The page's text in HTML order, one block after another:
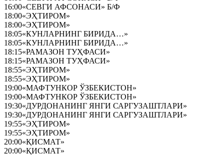
16:00«СЕВГИ АФСОНАСИ» Б/Ф
18:00«ЭҲТИРОМ»
18:00«ЭҲТИРОМ»
18:05«КУНЛАРНИНГ БИРИДА…»
18:05«КУНЛАРНИНГ БИРИДА…»
18:15«РАМАЗОН ТУҲФАСИ»
18:15«РАМАЗОН ТУҲФАСИ»
18:55«ЭҲТИРОМ»
18:55«ЭҲТИРОМ»
19:00«МАФТУНКОР ЎЗБЕКИСТОН»
19:00«МАФТУНКОР ЎЗБЕКИСТОН»
19:30«ДУРДОНАНИНГ ЯНГИ САРГУЗАШТЛАРИ»
19:30«ДУРДОНАНИНГ ЯНГИ САРГУЗАШТЛАРИ»
19:55«ЭҲТИРОМ»
19:55«ЭҲТИРОМ»
20:00«ҚИСМАТ»
20:00«ҚИСМАТ»